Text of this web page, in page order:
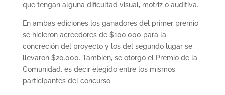
que tengan alguna dificultad visual, motriz o auditiva.
En ambas ediciones los ganadores del primer premio
se hicieron acreedores de $100.000 para la
concreción del proyecto y los del segundo lugar se
llevaron $20.000. También, se otorgó el Premio de la
Comunidad, es decir elegido entre los mismos
participantes del concurso.